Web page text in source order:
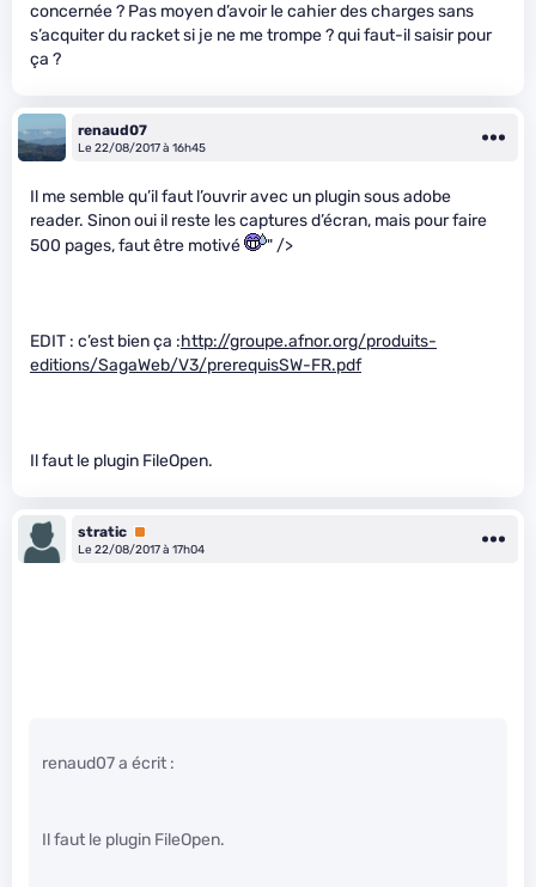
concernée ? Pas moyen d’avoir le cahier des charges sans
s’acquiter du racket si je ne me trompe ? qui faut-il saisir pour
ça ?
renaud07
Le 22/08/2017 à 16h45
Il me semble qu’il faut l’ouvrir avec un plugin sous adobe
reader. Sinon oui il reste les captures d’écran, mais pour faire
500 pages, faut être motivé
" />
EDIT : c’est bien ça :http://groupe.afnor.org/produits-
editions/SagaWeb/V3/prerequisSW-FR.pdf
Il faut le plugin FileOpen.
stratic Premium
Le 22/08/2017 à 17h04
renaud07 a écrit :
Il faut le plugin FileOpen.